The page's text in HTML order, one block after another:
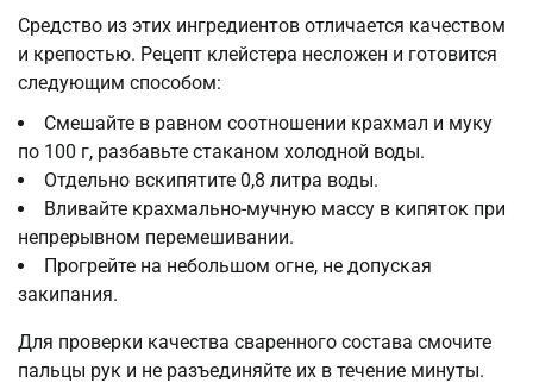
Средство из этих ингредиентов отличается качеством
и крепостью. Рецепт клейстера несложен и готовится
следующим способом:
Смешайте в равном соотношении крахмал и муку
по 100 г, разбавьте стаканом холодной воды.
Отдельно вскипятите 0,8 литра воды.
Вливайте крахмально-мучную массу в кипяток при
непрерывном перемешивании.
Прогрейте на небольшом огне, не допуская
закипания.
Для проверки качества сваренного состава смочите
пальцы рук и не разъединяйте их в течение минуты.